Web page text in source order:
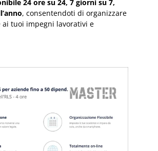
24 ore su 24, 7 giorni su 7,
, consentendoti di organizzare
ai tuoi impegni lavorativi e